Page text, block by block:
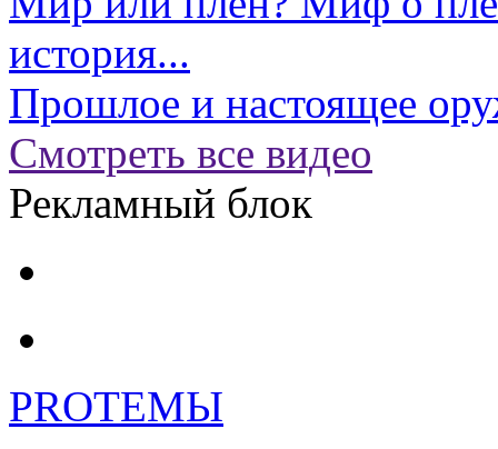
история...
Прошлое и настоящее
Смотреть все видео
Рекламный блок
PROТЕМЫ